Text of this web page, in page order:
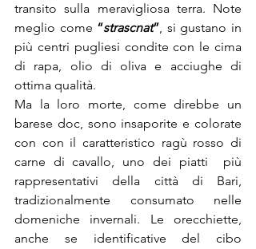
transito sulla meravigliosa terra. Note
meglio come “strascnat”, si gustano in
più centri pugliesi condite con le cima
di rapa, olio di oliva e acciughe di
ottima qualità.
Ma la loro morte, come direbbe un
barese doc, sono insaporite e colorate
con con il caratteristico ragù rosso di
carne di cavallo, uno dei piatti  più
rappresentativi della città di Bari,
tradizionalmente consumato nelle
domeniche invernali. Le orecchiette,
anche se identificative del cibo